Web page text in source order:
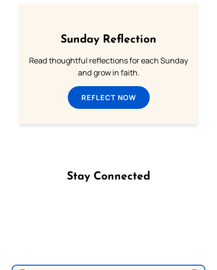
Sunday Reflection
Read thoughtful reflections for each Sunday
and grow in faith.
REFLECT NOW
Stay Connected